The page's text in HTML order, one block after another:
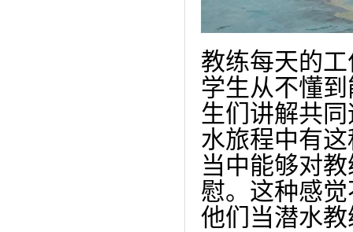
教练每天的
学生从不懂到
生们讲解共
水旅程中有
当中能够对
慰。 这种感
他们当潜水